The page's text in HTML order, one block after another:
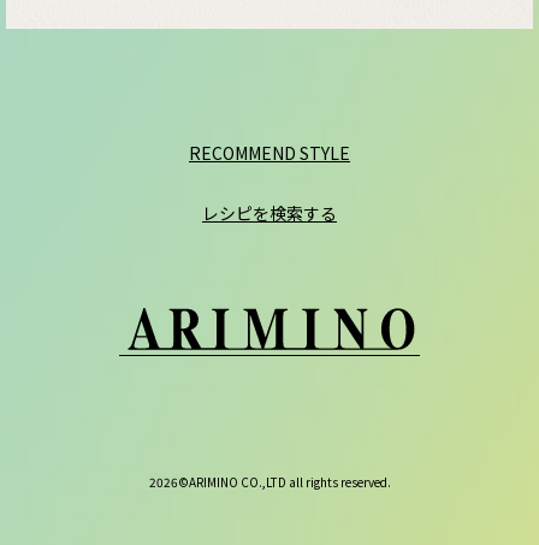
RECOMMEND STYLE
レシピを検索する
2026©ARIMINO CO.,LTD all rights reserved.